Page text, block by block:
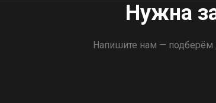
Нужна
Напишите нам — подберём